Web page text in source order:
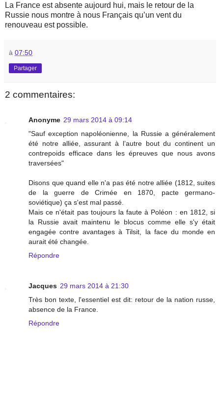
La France est absente aujourd hui, mais le retour de la
Russie nous montre à nous Français qu’un vent du
renouveau est possible.
à 07:50
Partager
2 commentaires:
Anonyme 29 mars 2014 à 09:14
"Sauf exception napoléonienne, la Russie a généralement
été notre alliée, assurant à l’autre bout du continent un
contrepoids efficace dans les épreuves que nous avons
traversées"
Disons que quand elle n'a pas été notre alliée (1812, suites
de la guerre de Crimée en 1870, pacte germano-
soviétique) ça s'est mal passé.
Mais ce n'était pas toujours la faute à Poléon : en 1812, si
la Russie avait maintenu le blocus comme elle s'y était
engagée contre avantages à Tilsit, la face du monde en
aurait été changée.
Répondre
Jacques 29 mars 2014 à 21:30
Très bon texte, l'essentiel est dit: retour de la nation russe,
absence de la France.
Répondre